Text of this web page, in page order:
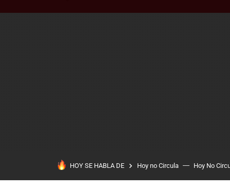
HOY SE HABLA DE Hoy no Circula Hoy No